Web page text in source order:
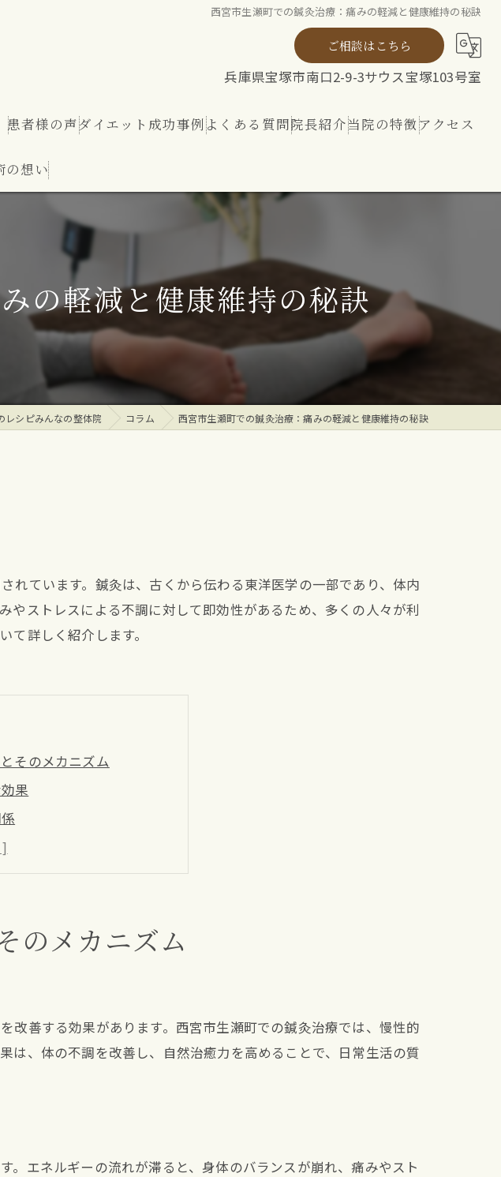
西宮市生瀬町での鍼灸治療：痛みの軽減と健康維持の秘訣
ご相談はこちら
兵庫県宝塚市南口2-9-3サウス宝塚103号室
患者様の声ダイエット成功事例よくある質問院長紹介当院の特徴アクセス
の想い
の軽減と健康維持の秘訣
レシピみんなの整体院 コラム 西宮市生瀬町での鍼灸治療：痛みの軽減と健康維持の秘訣
れています。鍼灸は、古くから伝わる東洋医学の一部であり、体内
やストレスによる不調に対して即効性があるため、多くの人々が利
詳しく紹介します。
そのメカニズム
果
ム
の方法
見る鍼灸治療の効果
る理由とは
灸治療
施術例
のメカニズム
改善する効果があります。西宮市生瀬町での鍼灸治療では、慢性的
は、体の不調を改善し、自然治癒力を高めることで、日常生活の質
エネルギーの流れが滞ると、身体のバランスが崩れ、痛みやスト